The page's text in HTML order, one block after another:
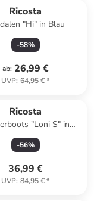
Ricosta
"Hi" in Blau
-58%
ab: 26,99 €
UVP: 64,95 €*
Ricosta
"Loni S" in
Dunkelblau
-56%
36,99 €
UVP: 84,95 €*